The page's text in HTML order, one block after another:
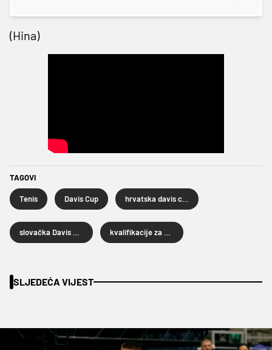
(Hina)
TAGOVI
Tenis Davis Cup
SLJEDEĆA VIJEST